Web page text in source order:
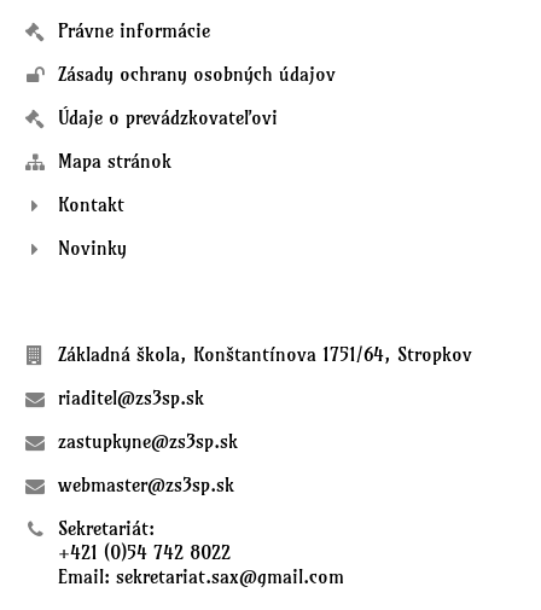
Právne informácie
Zásady ochrany osobných údajov
Údaje o prevádzkovateľovi
Mapa stránok
Kontakt
Novinky
Základná škola, Konštantínova 1751/64, Stropkov
riaditel@zs3sp.sk
zastupkyne@zs3sp.sk
webmaster@zs3sp.sk
Sekretariát:
+421 (0)54 742 8022
Email: sekretariat.sax@gmail.com